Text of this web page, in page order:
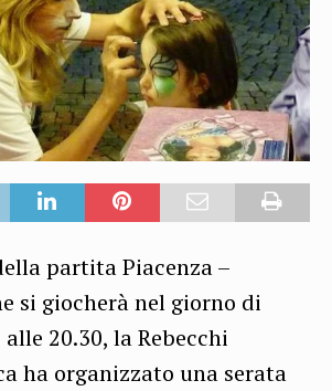
partita Piacenza –
si giocherà nel giorno di
20.30, la Rebecchi
ha organizzato una serata